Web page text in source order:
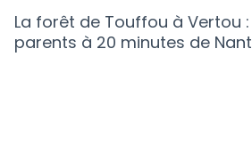
La forêt de Touffou à Vertou
parents à 20 minutes de